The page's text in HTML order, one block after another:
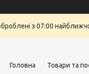
з 07:00
Головна Товари та